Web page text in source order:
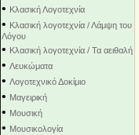
• Κλασική Λογοτεχνία
• Κλασική λογοτεχνία / Λάμψη του
Λόγου
• Κλασική λογοτεχνία / Τα αειθαλή
• Λευκώματα
• Λογοτεχνικό Δοκίμιο
• Μαγειρική
• Μουσική
• Μουσικολογία